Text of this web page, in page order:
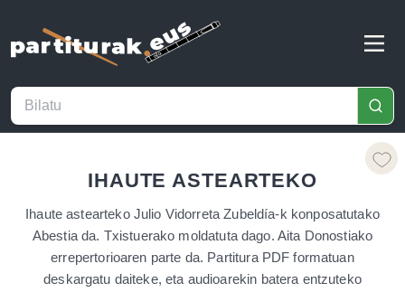
IHAUTE ASTEARTEKO
Ihaute astearteko Julio Vidorreta Zubeldía-k konposatutako
Abestia da. Txistuerako moldatuta dago. Aita Donostiako
errepertorioaren parte da. Partitura PDF formatuan
deskargatu daiteke, eta audioarekin batera entzuteko